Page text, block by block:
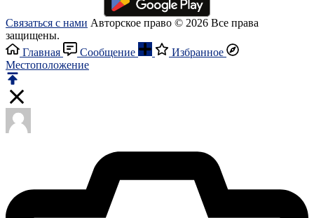
Связаться с нами Авторское право © 2026 Все права
защищены.
Главная
Сообщение
Избранное
Местоположение